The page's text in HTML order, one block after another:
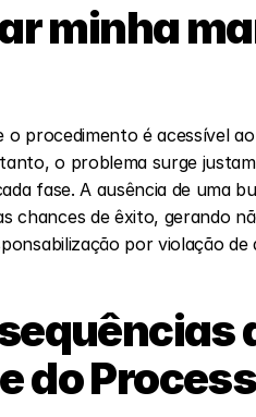
minha
procedimento é acessível
o problema surge
fase. A ausência de uma
chances de êxito, gerando
por violação de
do